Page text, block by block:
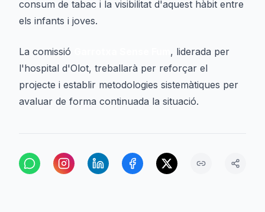
consum de tabac i la visibilitat d'aquest hàbit entre
els infants i joves.
La comissió
, liderada per
l'hospital d'Olot, treballarà per reforçar el
projecte i establir metodologies sistemàtiques per
avaluar de forma continuada la situació.